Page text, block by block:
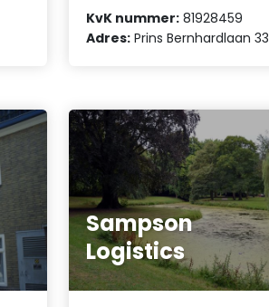
KvK nummer: 81928459
Adres: Prins Bernhardlaan 33
Sampson
Logistics